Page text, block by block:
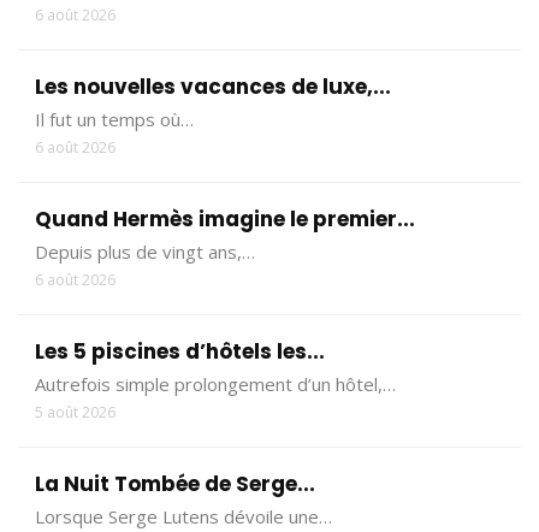
6 août 2026
Les nouvelles vacances de luxe,...
Il fut un temps où…
6 août 2026
Quand Hermès imagine le premier...
Depuis plus de vingt ans,…
6 août 2026
Les 5 piscines d’hôtels les...
Autrefois simple prolongement d’un hôtel,…
5 août 2026
La Nuit Tombée de Serge...
Lorsque Serge Lutens dévoile une…